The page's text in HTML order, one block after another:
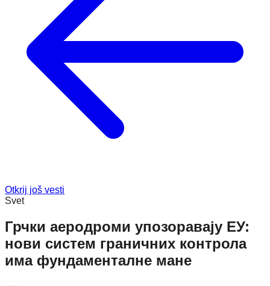
Otkrij još vesti
Svet
Грчки аеродроми упозоравају ЕУ:
нови систем граничних контрола
има фундаменталне мане